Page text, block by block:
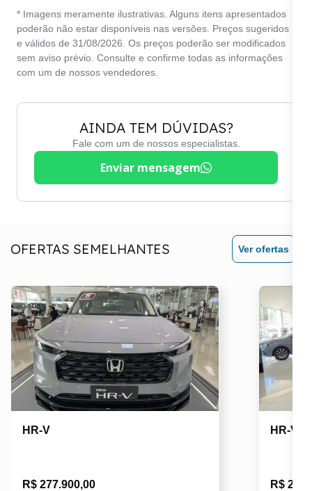
Desembaçador traseiro
Direção elétrica
Direção hidráulica
Limpador traseiro
Maçanetas na cor do
Sensor de
estacionamento
Start / Stop Engine
Vidros elétricos
Volante com regulagem
Volante em couro
* Imagens meramente ilustrativas. Alguns itens apresentados
poderão não estar disponíveis nas versões. Preços sugeridos
e válidos de 31/08/2026. Os preços poderão ser modificados
sem aviso prévio. Consulte e confirme todas as informações
com um de nossos vendedores.
AINDA TEM DÚVIDAS?
Fale com um de nossos especialistas.
Enviar mensagem
OFERTAS SEMELHANTES Ver ofertas
HR-V
R$ 277.900,00
HR-V
R$